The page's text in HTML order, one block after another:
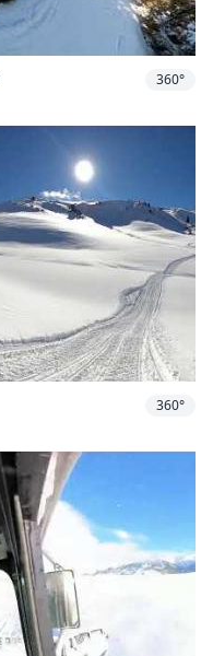
360°
360°